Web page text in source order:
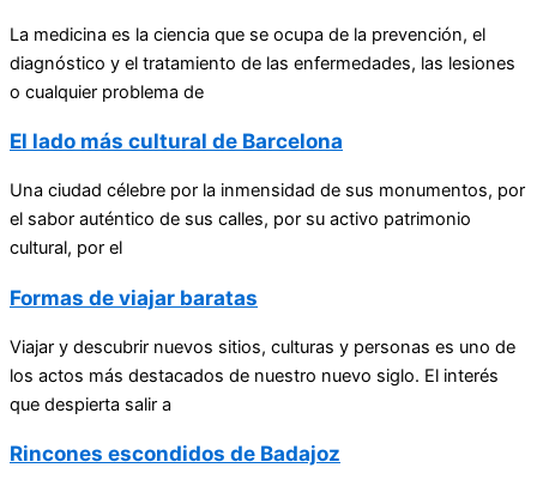
La medicina es la ciencia que se ocupa de la prevención, el
diagnóstico y el tratamiento de las enfermedades, las lesiones
o cualquier problema de
El lado más cultural de Barcelona
Una ciudad célebre por la inmensidad de sus monumentos, por
el sabor auténtico de sus calles, por su activo patrimonio
cultural, por el
Formas de viajar baratas
Viajar y descubrir nuevos sitios, culturas y personas es uno de
los actos más destacados de nuestro nuevo siglo. El interés
que despierta salir a
Rincones escondidos de Badajoz